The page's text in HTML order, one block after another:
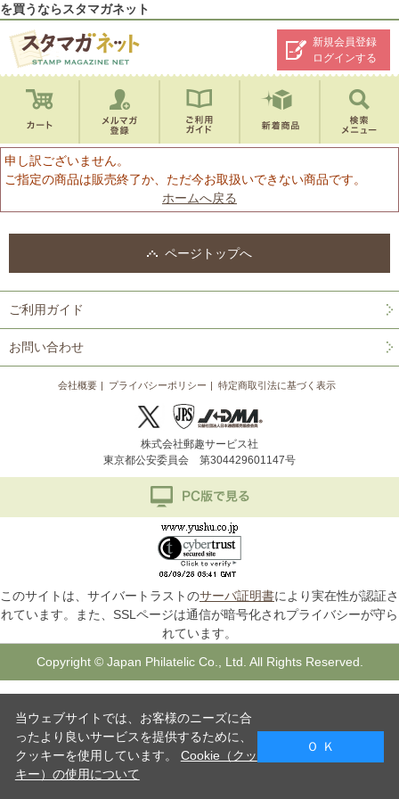
を買うならスタマガネット
新規会員登録
ログインする
申し訳ございません。
ご指定の商品は販売終了か、ただ今お取扱いできない商品です。
ホームへ戻る
ページトップへ
ご利用ガイド
お問い合わせ
会社概要 プライバシーポリシー 特定商取引法に基づく表示
株式会社郵趣サービス社
東京都公安委員会 第304429601147号
このサイトは、サイバートラストのサーバ証明書により実在性が認証さ
れています。また、SSLページは通信が暗号化されプライバシーが守ら
れています。
Copyright © Japan Philatelic Co., Ltd. All Rights Reserved.
当ウェブサイトでは、お客様のニーズに合
ったより良いサービスを提供するために、
クッキーを使用しています。 Cookie（クッ
キー）の使用について
Ｏ Ｋ